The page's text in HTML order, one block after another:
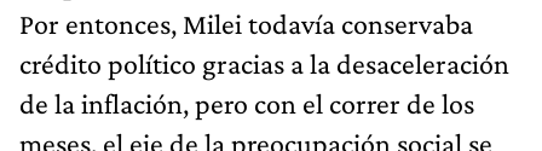
Por entonces, Milei todavía conservaba
crédito político gracias a la desaceleración
de la inflación, pero con el correr de los
meses, el eje de la preocupación social se